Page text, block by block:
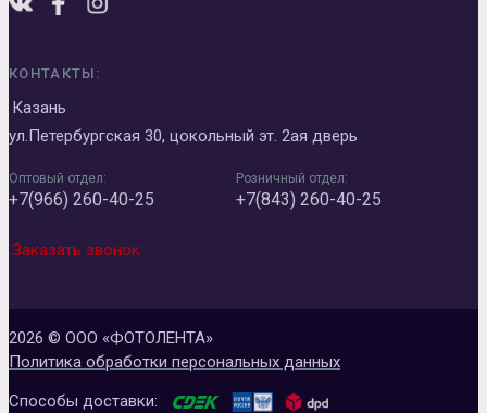
КОНТАКТЫ:
Казань
ул.Петербургская 30, цокольный эт. 2ая дверь
Оптовый отдел:
+7(966) 260-40-25
Розничный отдел:
+7(843) 260-40-25
Заказать звонок
2026 © ООО «ФОТОЛЕНТА»
Политика обработки персональных данных
Способы доставки: